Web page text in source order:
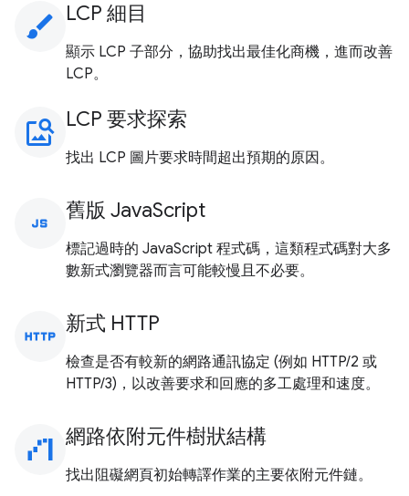
brush LCP 細目
顯示 LCP 子部分，協助找出最佳化商機，進而改善
LCP。
image_search LCP 要求探索
找出 LCP 圖片要求時間超出預期的原因。
javascript 舊版 JavaScript
標記過時的 JavaScript 程式碼，這類程式碼對大多
數新式瀏覽器而言可能較慢且不必要。
http 新式 HTTP
檢查是否有較新的網路通訊協定 (例如 HTTP/2 或
HTTP/3)，以改善要求和回應的多工處理和速度。
waterfall_chart 網路依附元件樹狀結構
找出阻礙網頁初始轉譯作業的主要依附元件鏈。